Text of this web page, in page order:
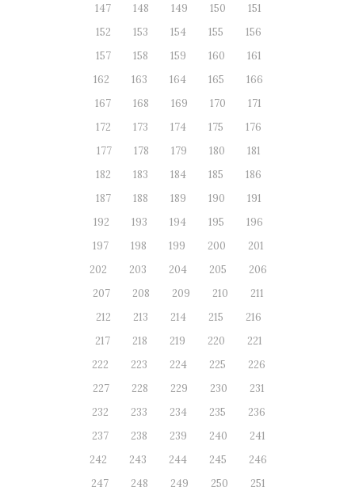
147
148 149 150
151
152
153 154 155
156
157
158 159 160
161
162
163 164 165
166
167
168 169 170
171
172
173 174 175
176
177
178 179 180
181
182
183 184 185
186
187
188 189 190
191
192
193 194 195
196
197
198 199 200
201
202
203 204 205
206
207
208 209 210
211
212
213 214 215
216
217
218 219 220
221
222
223 224 225
226
227
228 229 230
231
232
233 234 235
236
237
238 239 240
241
242
243 244 245
246
247
248 249 250
251